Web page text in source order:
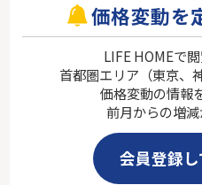
価格変動を
LIFE HOMEで閲
首都圏エリア（東京、
価格変動の情報
前月からの増減
会員登録